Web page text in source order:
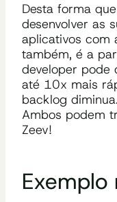
Desta forma
desenvolver as
aplicativos com
também, é a
developer pode
até 10x mais
backlog diminua.
Ambos podem
Zeev!